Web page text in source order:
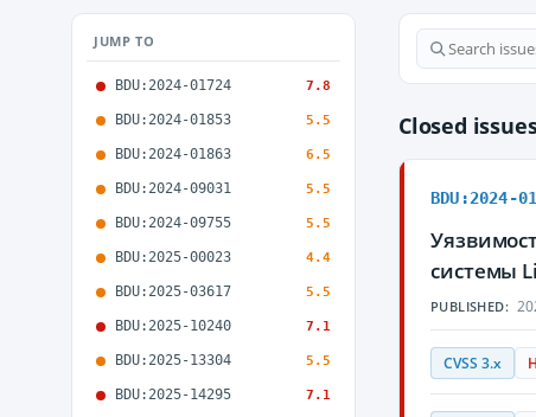
JUMP TO
BDU:2024-01724 7.8
BDU:2024-01853 5.5
BDU:2024-01863 6.5
BDU:2024-09031 5.5
BDU:2024-09755 5.5
BDU:2025-00023 4.4
BDU:2025-03617 5.5
BDU:2025-10240 7.1
BDU:2025-13304 5.5
BDU:2025-14295 7.1
Closed
BDU:2024-
системы
PUBLISHED:
CVSS 3.x